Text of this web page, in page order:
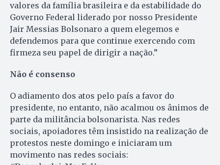
valores da família brasileira e da estabilidade do
Governo Federal liderado por nosso Presidente
Jair Messias Bolsonaro a quem elegemos e
defendemos para que continue exercendo com
firmeza seu papel de dirigir a nação.”
Não é consenso
O adiamento dos atos pelo país a favor do
presidente, no entanto, não acalmou os ânimos de
parte da militância bolsonarista. Nas redes
sociais, apoiadores têm insistido na realização de
protestos neste domingo e iniciaram um
movimento nas redes sociais: